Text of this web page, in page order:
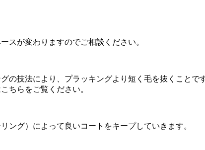
スが変わりますのでご相談ください。
の技法により、プラッキングより短く毛を抜くことです
ちらをご覧ください。
ング）によって良いコートをキープしていきます。